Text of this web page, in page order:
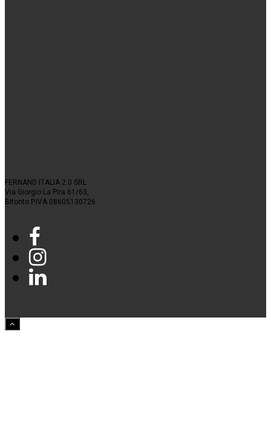
FERNAND ITALIA 2.0 SRL
Via Giorgio La Pira 61/63,
Bitonto P.IVA 08605130726